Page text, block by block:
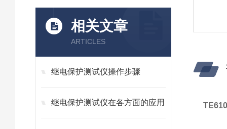
相关文章
ARTICLES
继电保护测试仪操作步骤
继电保护测试仪在各方面的应用